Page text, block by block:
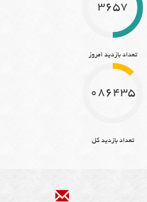
3657
تعداد بازدید امروز
10864352
تعداد بازدید کل